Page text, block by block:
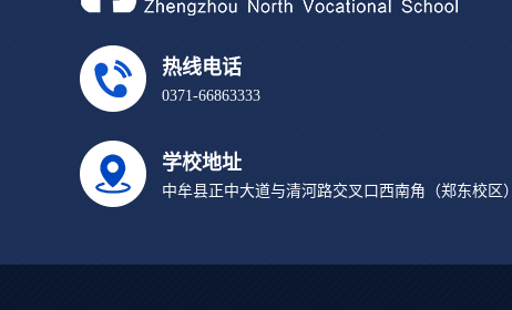
热线电话
0371-66863333
学校地址
中牟县正中大道与清河路交叉口西南角（郑东校区）